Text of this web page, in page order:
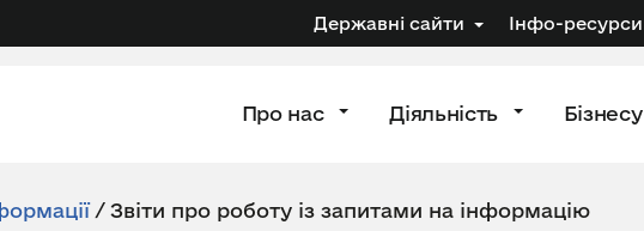
Державні сайти Інфо-ресурси
Про нас Діяльність Бізнесу
/ Звіти про роботу із запитами на інформацію